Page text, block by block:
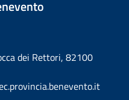
dei Rettori, 82100